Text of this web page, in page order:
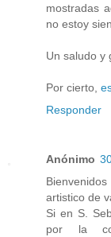
mostradas
no estoy
Un saludo y
Por cierto,
Responder
Anónimo
artistico de
Si en S.
por la